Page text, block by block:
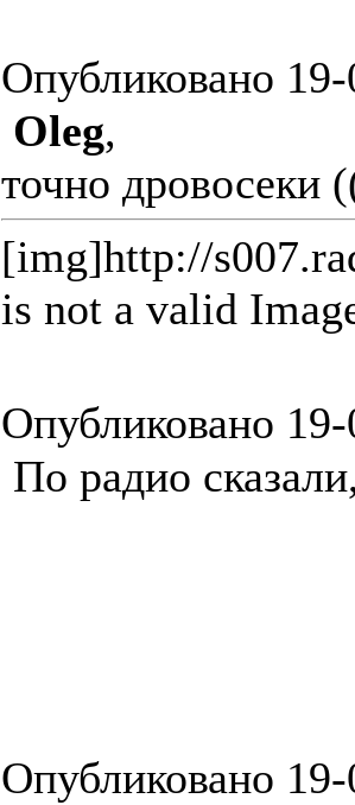
Опубликовано
Oleg,
точно дровосеки
[img]http://
is not a valid
Опубликовано
По радио
Опубликовано